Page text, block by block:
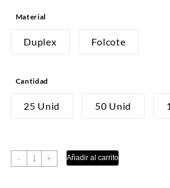
Material
Duplex Folcote
Cantidad
25 Unid 50 Unid
-
DULCE
1
+ Añadir al carrito